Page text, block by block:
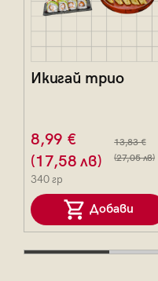
Икигай трио
8,99 €
(17,58 лв)
13,83 €
(27,05 лв)
340 гр
Добави